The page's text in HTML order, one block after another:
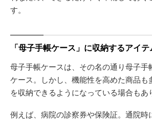
す。
「母子手帳ケース」に収納するアイ
母子手帳ケースは、その名の通り母子手
ケース。しかし、機能性を高めた商品も
を収納できるようになっている場合もあ
例えば、病院の診察券や保険証。通院時